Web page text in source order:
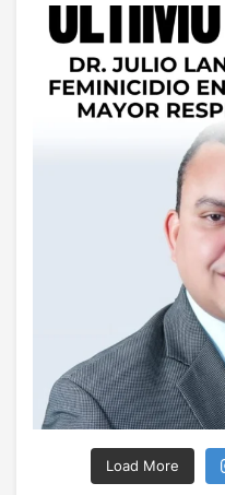
Load More